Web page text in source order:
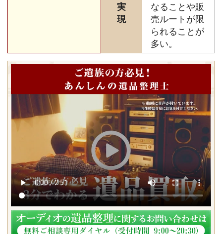
実
現
なることや販
売ルートが限
られることが
多い。